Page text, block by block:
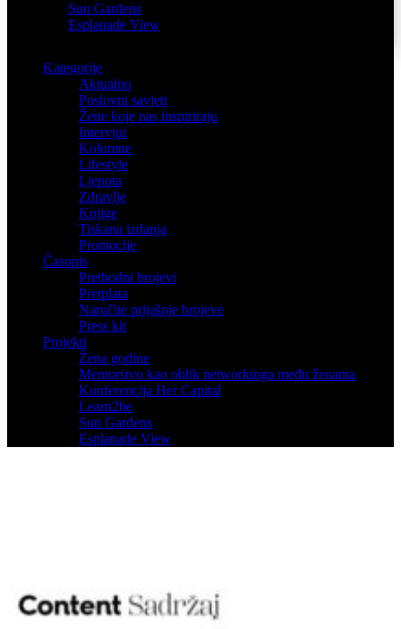
Sun Gardens
Esplanade View
Kategorije
Aktualno
Poslovni savjeti
Žene koje nas inspiriraju
Intervjui
Kolumne
Lifestyle
Ljepota
Zdravlje
Knjige
Tiskana izdanja
Promocije
Časopis
Prethodni brojevi
Pretplata
Naručite prijašnje brojeve
Press kit
Projekti
Žena godine
Mentorstvo kao oblik networkinga među ženama
Konferencija Her Capital
Learn2be
Sun Gardens
Esplanade View